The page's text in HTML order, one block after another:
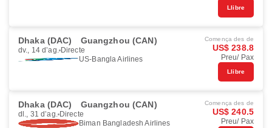
Llibre
Dhaka (DAC) Guangzhou (CAN)
dv., 14 d’ag. Directe
US-Bangla Airlines
Comença des de
US$ 238.8
Preu/ Pax
Llibre
Dhaka (DAC) Guangzhou (CAN)
dl., 31 d’ag. Directe
Biman Bangladesh Airlines
Comença des de
US$ 240.5
Preu/ Pax